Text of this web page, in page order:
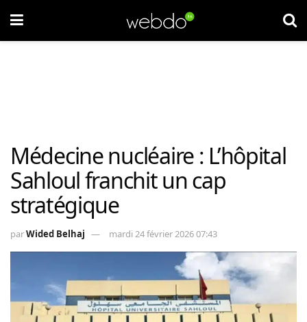
Médecine nucléaire : L’hôpital
Sahloul franchit un cap
stratégique
parWided Belhaj mardi 24 février 2026 07:43